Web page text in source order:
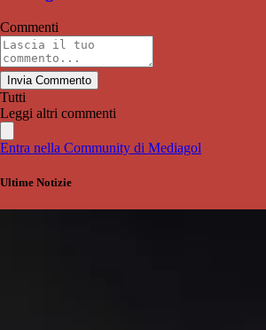
Commenti
Invia Commento
Tutti
Leggi altri commenti
Entra nella Community di Mediagol
Ultime Notizie